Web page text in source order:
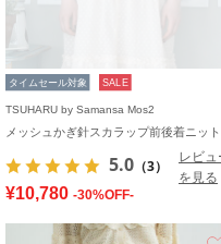
タイムセール対象 SALE
TSUHARU by Samansa Mos2
メッシュかぎ針スカラップ前後着ニット
5.0 （3）
レビュ
を見る
¥10,780 -30%OFF-